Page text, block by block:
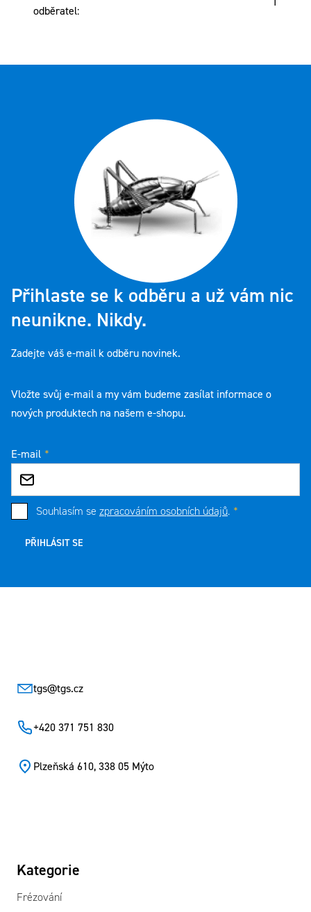
odběratel:
Přihlaste se k odběru a už vám nic
neunikne. Nikdy.
Zadejte váš e-mail k odběru novinek.
Vložte svůj e-mail a my vám budeme zasílat informace o
nových produktech na našem e-shopu.
E-mail
Souhlasím se zpracováním osobních údajů.
PŘIHLÁSIT SE
tgs@tgs.cz
+420 371 751 830
Plzeňská 610, 338 05 Mýto
Kategorie
Frézování